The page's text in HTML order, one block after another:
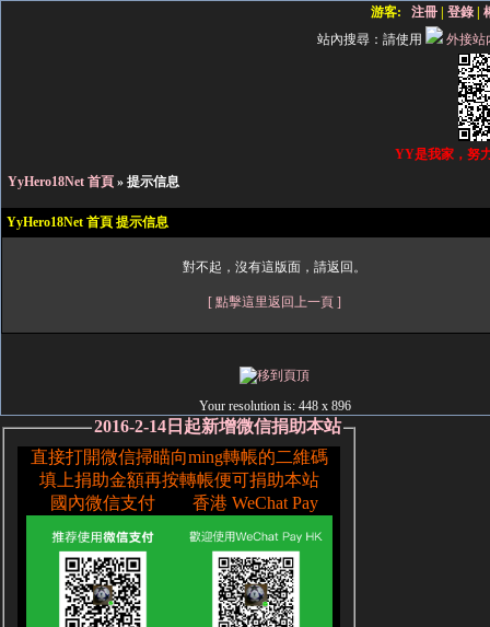
游客: 注冊 登錄
站內搜尋： 請使用 外接站
YY是我家，努
YyHero18Net 首頁» 提示信息
YyHero18Net 首頁 提示信息
對不起，沒有這版面，請返回。
[ 點擊這里返回上一頁 ]
Your resolution is: 448 x 896
2016-2-14日起新增微信捐助本站